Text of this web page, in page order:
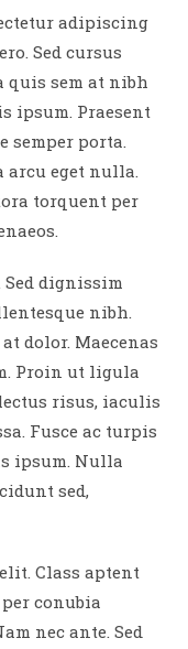
adipiscing
Sed cursus
quis sem at nibh
ipsum. Praesent
semper porta.
arcu eget nulla.
torquent per
dignissim
nibh.
dolor. Maecenas
Proin ut ligula
risus, iaculis
Fusce ac turpis
ipsum. Nulla
sed,
Class aptent
conubia
nec ante. Sed